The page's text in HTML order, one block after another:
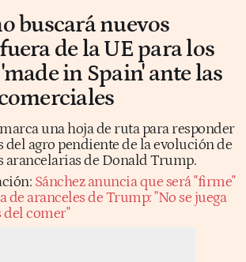
buscará nuevos
de la UE para los
in Spain' ante las
una hoja de ruta para responder
del agro pendiente de la evolución de
arancelarias de Donald Trump.
Sánchez anuncia que será "firme"
de aranceles de Trump: "No se juega
del comer"